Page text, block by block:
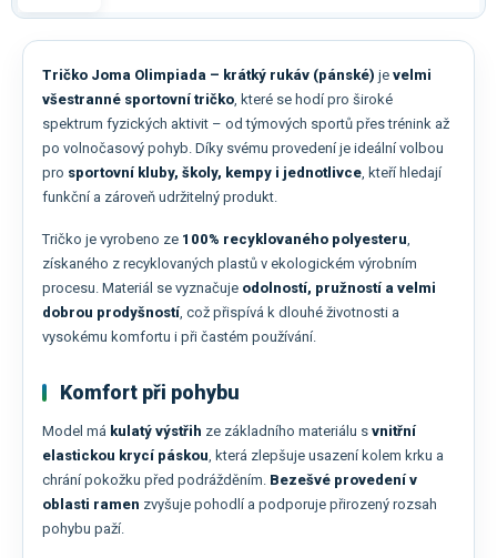
Tričko Joma Olimpiada – krátký rukáv (pánské) je velmi
všestranné sportovní tričko, které se hodí pro široké
spektrum fyzických aktivit – od týmových sportů přes trénink až
po volnočasový pohyb. Díky svému provedení je ideální volbou
pro sportovní kluby, školy, kempy i jednotlivce, kteří hledají
funkční a zároveň udržitelný produkt.
Tričko je vyrobeno ze 100% recyklovaného polyesteru,
získaného z recyklovaných plastů v ekologickém výrobním
procesu. Materiál se vyznačuje odolností, pružností a velmi
dobrou prodyšností, což přispívá k dlouhé životnosti a
vysokému komfortu i při častém používání.
Komfort při pohybu
Model má kulatý výstřih ze základního materiálu s vnitřní
elastickou krycí páskou, která zlepšuje usazení kolem krku a
chrání pokožku před podrážděním. Bezešvé provedení v
oblasti ramen zvyšuje pohodlí a podporuje přirozený rozsah
pohybu paží.